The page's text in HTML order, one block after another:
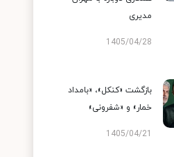
مدیری
1405/04/28
بازگشت «کنکل»، «بامداد
خمار» و «شفرونی»
1405/04/21